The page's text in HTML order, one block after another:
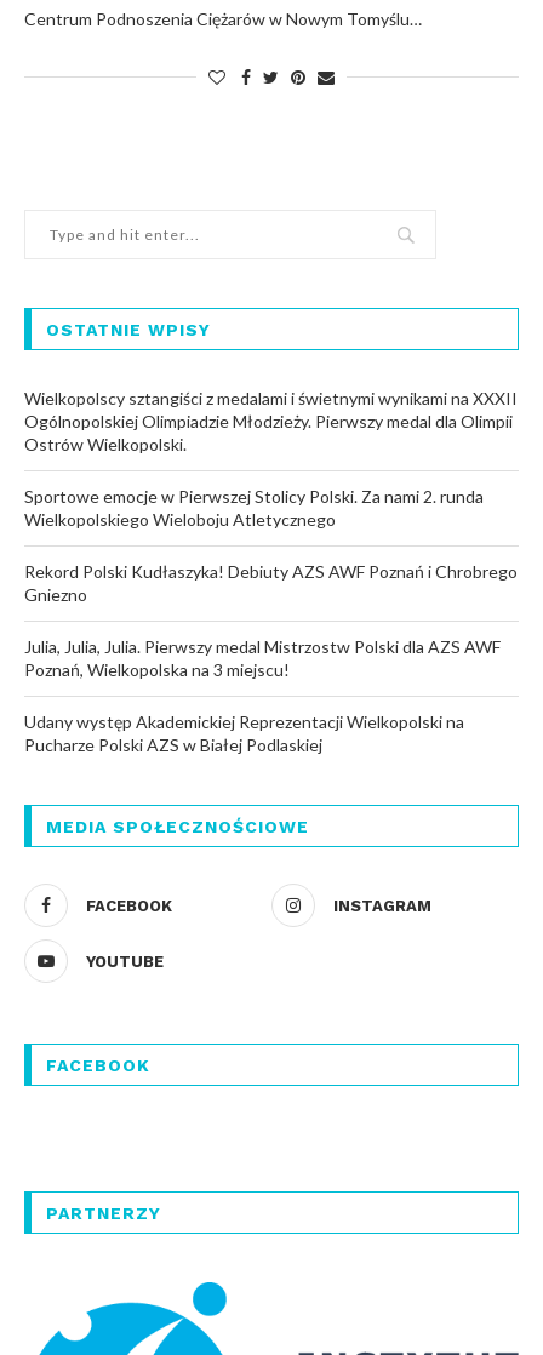
Centrum Podnoszenia Ciężarów w Nowym Tomyślu…
OSTATNIE WPISY
Wielkopolscy sztangiści z medalami i świetnymi wynikami na XXXII
Ogólnopolskiej Olimpiadzie Młodzieży. Pierwszy medal dla Olimpii
Ostrów Wielkopolski.
Sportowe emocje w Pierwszej Stolicy Polski. Za nami 2. runda
Wielkopolskiego Wieloboju Atletycznego
Rekord Polski Kudłaszyka! Debiuty AZS AWF Poznań i Chrobrego
Gniezno
Julia, Julia, Julia. Pierwszy medal Mistrzostw Polski dla AZS AWF
Poznań, Wielkopolska na 3 miejscu!
Udany występ Akademickiej Reprezentacji Wielkopolski na
Pucharze Polski AZS w Białej Podlaskiej
MEDIA SPOŁECZNOŚCIOWE
FACEBOOK INSTAGRAM
YOUTUBE
FACEBOOK
PARTNERZY